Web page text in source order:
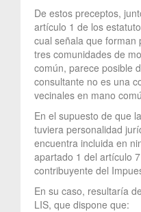
De estos preceptos,
artículo 1 de los
cual señala que forman
tres comunidades de
común, parece posible
consultante no es una
vecinales en mano
En el supuesto de que
tuviera personalidad
encuentra incluida en
apartado 1 del artículo
contribuyente del
En su caso, resultaría
LIS, que dispone que: